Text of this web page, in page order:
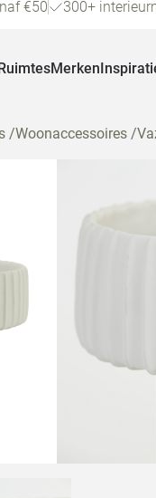
€50 300+
Merken
/Woonaccessoires /